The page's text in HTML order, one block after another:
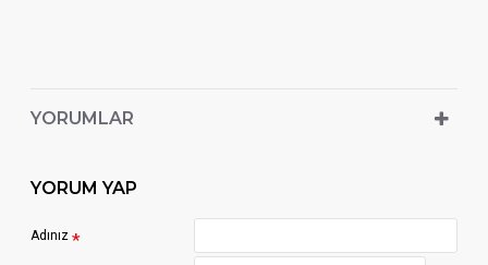
YORUMLAR
YORUM YAP
Adınız